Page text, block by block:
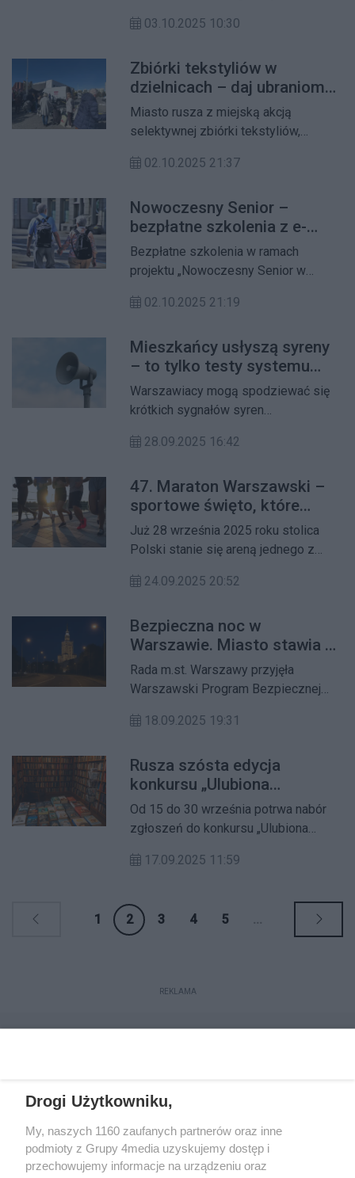
zostanie akcja szczepienia lisów
wściekliźnie. Preparat będzie
zrzucany z samolotów oraz
wykładany ręcznie w lasach, na polach
i łąkach. Mieszkańcy proszeni są o
się do zaleceń weterynaryjnych.
03.10.2025 10:30
Zbiórki tekstyliów w
dzielnicach – daj ubraniom
drugie życie
Miasto rusza z miejską akcją
selektywnej zbiórki tekstyliów,
oczekiwania mieszkańców. Już od
różnych dzielnicach stolicy, będzie
można oddać niezniszczone ubrania,
buty czy tekstylia domowe.
02.10.2025 21:37
Nowoczesny Senior –
bezpłatne szkolenia z e-
usług miejskich
Bezpłatne szkolenia w ramach
projektu „Nowoczesny Senior w
się, jak w prosty i bezpieczny sposób
Budżetu Obywatelskiego, przez
platformę mojaWarszawa, po system
rezerwacji wizyt i Centrum Kontaktu
19115.
02.10.2025 21:19
Mieszkańcy usłyszą syreny
– to tylko testy systemu
alarmowego
Warszawiacy mogą spodziewać się
krótkich sygnałów syren
częściach miasta między 29 września
nowego Systemu Alarmowania i
Ostrzegania Ludności, które mają
poprawić bezpieczeństwo stolicy.
28.09.2025 16:42
47. Maraton Warszawski –
sportowe święto, które
zapisze się w historii!
Już 28 września 2025 roku stolica
Polski stanie się areną jednego z
sportowych w kraju. 47. Nationale-
nie tylko największy bieg uliczny w
Polsce, ale także wyjątkowe święto,
które co roku łączy tysiące
zawodników i kibiców.
24.09.2025 20:52
Bezpieczna noc w
Warszawie. Miasto stawia na
lokalne rozwiązania zamiast
zakazów
Rada m.st. Warszawy przyjęła
Warszawski Program Bezpiecznej
sprzedaży alkoholu obejmie
działania uzupełnią częstsze patrole,
monitoring i poprawa oświetlenia w
miejscach wskazywanych przez
mieszkańców.
18.09.2025 19:31
Rusza szósta edycja
konkursu „Ulubiona
Księgarnia Warszawy”
Od 15 do 30 września potrwa nabór
zgłoszeń do konkursu „Ulubiona
niezależne księgarnie i antykwariaty,
elementem miejskiej kultury.
17.09.2025 11:59
1 2 3 4 5 ...
REKLAMA
Drogi Użytkowniku,
My, naszych 1160 zaufanych partnerów oraz inne
podmioty z Grupy 4media uzyskujemy dostęp i
przechowujemy informacje na urządzeniu oraz